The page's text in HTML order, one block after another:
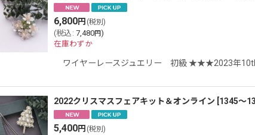
6,800円 (税別)
(税込 : 7,480円)
在庫わずか
ワイヤーレースジュエリー 初級 ★★★2023年
2022クリスマスフェアキット＆オンライン 1345〜
5,400円 (税別)